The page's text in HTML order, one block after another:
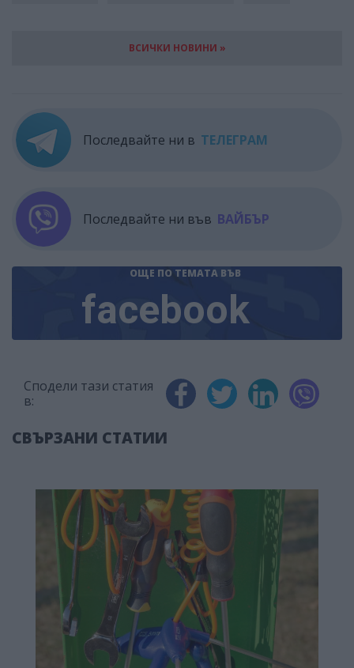
ВСИЧКИ НОВИНИ »
Последвайте ни в ТЕЛЕГРАМ
Последвайте ни във ВАЙБЪР
ОЩЕ ПО ТЕМАТА ВЪВ
facebook
Сподели тази статия
в:
СВЪРЗАНИ СТАТИИ